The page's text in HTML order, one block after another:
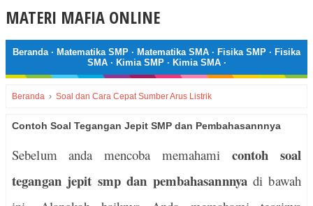
MATERI MAFIA ONLINE
Beranda· Matematika SMP · Matematika SMA · Fisika SMP · Fisika
SMA· Kimia SMP· Kimia SMA·
Beranda › Soal dan Cara Cepat Sumber Arus Listrik
Contoh Soal Tegangan Jepit SMP dan Pembahasannnya
Sebelum anda mencoba memahami contoh soal
tegangan jepit smp dan pembahasannnyadi bawah